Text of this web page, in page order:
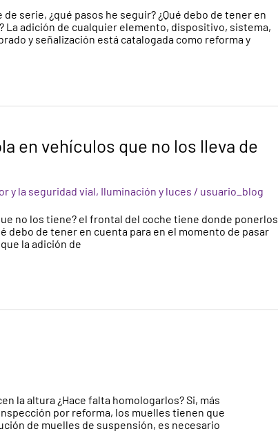
serie, ¿qué pasos he seguir? ¿Qué debo de tener en
La adición de cualquier elemento, dispositivo, sistema,
y señalización está catalogada como reforma y
en vehículos que no los lleva de
y la seguridad vial, Iluminación y luces / usuario_blog
no los tiene? el frontal del coche tiene donde ponerlos
debo de tener en cuenta para en el momento de pasar
la adición de
la altura ¿Hace falta homologarlos? Si, más
por reforma, los muelles tienen que
de muelles de suspensión, es necesario